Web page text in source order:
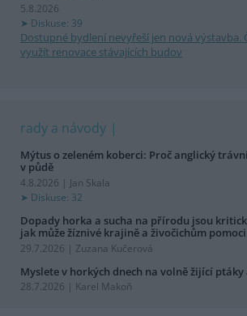
5.8.2026
Diskuse: 39
Dostupné bydlení nevyřeší jen nová výstavba.
využít renovace stávajících budov
rady a návody
Mýtus o zeleném koberci: Proč anglický
v půdě
4.8.2026 | Jan Skala
Diskuse: 32
Dopady horka a sucha na přírodu jsou
jak může žíznivé krajině a živočichům
29.7.2026 | Zuzana Kučerová
Myslete v horkých dnech na volně žijící
28.7.2026 | Karel Makoň